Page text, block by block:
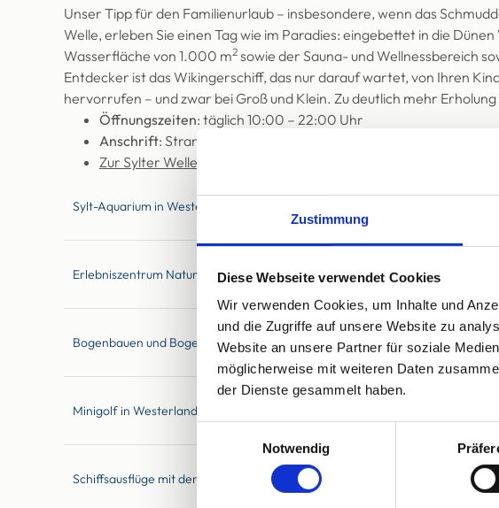
Zustimmung
Diese Webseite verwendet Cookies
Wir verwenden Cookies, um Inhalte und
und die Zugriffe auf unsere Website zu
Website an unsere Partner für soziale
möglicherweise mit weiteren Daten
der Dienste gesammelt haben.
Notwendig
Unser Tipp für den Familienurlaub – insbesondere, wenn das
Welle, erleben Sie einen Tag wie im Paradies: eingebettet in die
Wasserfläche von 1.000 m2 sowie der Sauna- und Wellnessbereich
Entdecker ist das Wikingerschiff, das nur darauf wartet, von Ihren
hervorrufen – und zwar bei Groß und Klein. Zu deutlich mehr
Öffnungszeiten: täglich 10:00 – 22:00 Uhr
Anschrift: Strandstraße 32, Westerland
Zur Sylter Welle
Sylt-Aquarium in Westerland
Erlebniszentrum Naturgewalten in List
Bogenbauen und Bogenschießen in Westerland
Minigolf in Westerland und Rantum
Schiffsausflüge mit den Adler-Schiffen ab List und Hörnum